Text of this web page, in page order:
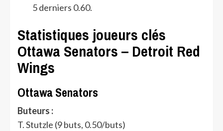
5 derniers 0.60.
Statistiques joueurs clés
Ottawa Senators – Detroit Red
Wings
Ottawa Senators
Buteurs :
T. Stutzle (9 buts, 0.50/buts)